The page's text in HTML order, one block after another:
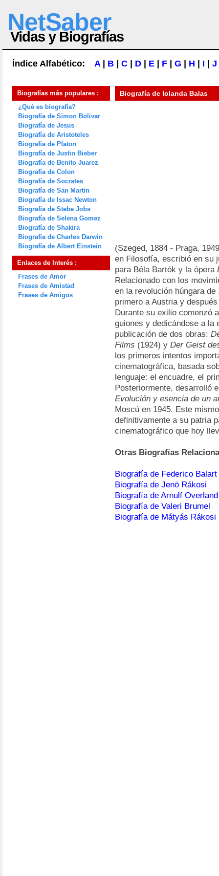
NetSaber
Vidas y Biografías
Índice Alfabético: A| B C D E F G H I J
Biografías más populares :
¿Qué es biografía?
Biografía de Simon Bolivar
Biografía de Jesus
Biografía de Aristoteles
Biografía de Platon
Biografía de Justin Bieber
Biografía de Benito Juarez
Biografía de Colon
Biografía de Socrates
Biografía de San Martin
Biografía de Issac Newton
Biografía de Stebe Jobs
Biografía de Selena Gomez
Biografía de Shakira
Biografía de Charles Darwin
Biografía de Albert Einstein
Enlaces de Interés :
Frases de Amor
Frases de Amistad
Frases de Amigos
Biografía de Iolanda Balas
(Szeged, 1884 - Praga,
en Filosofía, escribió en su
para Béla Bartók y la ópera
Relacionado con los
en la revolución húngara
primero a Austria y
Durante su exilio comenzó
guiones y dedicándose a la
publicación de dos obras:
Films (1924) y Der Geist
los primeros intentos
cinematográfica, basada
lenguaje: el encuadre, el
Posteriormente, desarrolló
Evolución y esencia de un
Moscú en 1945. Este
definitivamente a su patria
cinematográfico que hoy
Otras Biografías
Biografía de Federico Balart
Biografía de Jenö Rákosi
Biografía de Arnulf Overland
Biografía de Valeri Brumel
Biografía de Mátyás Rákosi